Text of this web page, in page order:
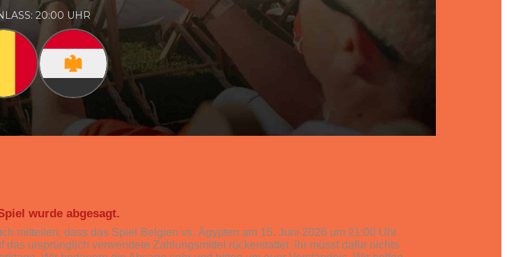
20:00 UHR
wurde abgesagt.
mitteilen, dass das Spiel Belgien vs. Ägypten am 15. Juni 2026 um 21:00 Uhr
ursprünglich verwendete Zahlungsmittel rückerstattet. Ihr müsst dafür nichts